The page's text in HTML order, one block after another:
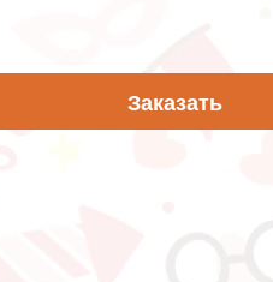
Заказать